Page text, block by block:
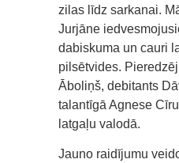
zilas līdz sarkanai.
Jurjāne
dabiskuma un cauri
pilsētvides.
Āboliņš, debitants
talantīgā Agnese
latgaļu valodā.
Jauno raidījumu